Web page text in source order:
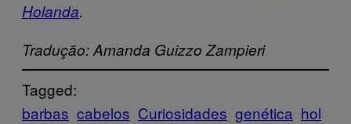
Holanda.
Tradução: Amanda Guizzo Zampieri
Tagged:
barbas cabelos Curiosidades genética hol